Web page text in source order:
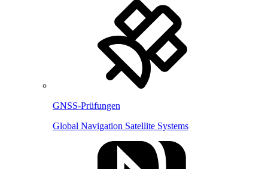
GNSS-Prüfungen
Global Navigation Satellite Systems